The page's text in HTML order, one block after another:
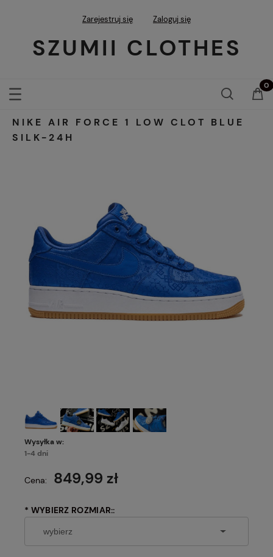
Zarejestruj się Zaloguj się
SZUMII CLOTHES
NIKE AIR FORCE 1 LOW CLOT BLUE
SILK-24H
Wysyłka w:
1-4 dni
Cena: 849,99 zł
* WYBIERZ ROZMIAR::